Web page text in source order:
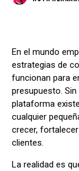
En el mundo
estrategias de
funcionan para
presupuesto.
plataforma
cualquier
crecer,
clientes.
La realidad es